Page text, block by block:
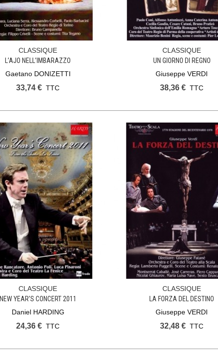
Ajouter Au Panier
CLASSIQUE
L’AJO NELL’IMBARAZZO
Gaetano DONIZETTI
33,74 € TTC
Ajouter Au Panier
CLASSIQUE
UN GIORNO DI REGNO
Giuseppe VERDI
38,36 € TTC
Ajouter Au Panier
CLASSIQUE
NEW YEAR’S CONCERT 2011
Daniel HARDING
24,36 € TTC
Ajouter Au Panier
CLASSIQUE
LA FORZA DEL DESTINO
Giuseppe VERDI
32,48 € TTC